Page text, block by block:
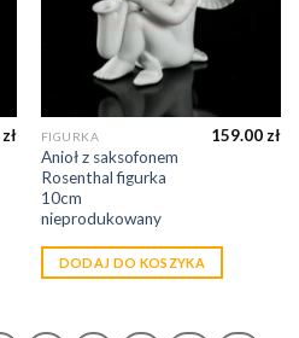
zł FIGURKA
Anioł z saksofonem
Rosenthal figurka
10cm
nieprodukowany
159.00 zł
DODAJ DO KOSZYKA